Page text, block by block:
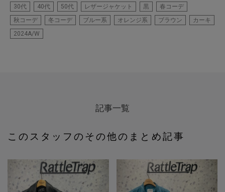
30代
40代 50代 レザージャケット 黒
春コーデ
秋コーデ
冬コーデ ブルー系 オレンジ系 ブラウン
カーキ
2024A/W
記事一覧
このスタッフのその他のまとめ記事